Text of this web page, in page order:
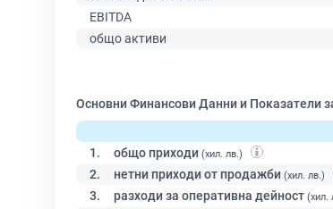
EBITDA
общо активи
Основни Финансови Данни и
1.
общо приходи (хил. лв.)
2. нетни приходи от продажби (хил. лв.)
3. разходи за оперативна дейност (хил.